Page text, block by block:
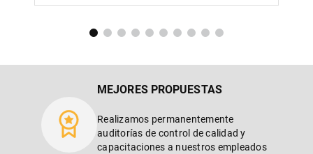
MEJORES PROPUESTAS
Realizamos permanentemente
auditorías de control de calidad y
capacitaciones a nuestros empleados